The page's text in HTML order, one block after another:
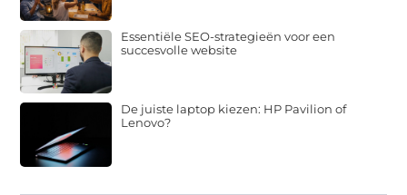
Essentiële SEO-strategieën voor een
succesvolle website
De juiste laptop kiezen: HP Pavilion of
Lenovo?